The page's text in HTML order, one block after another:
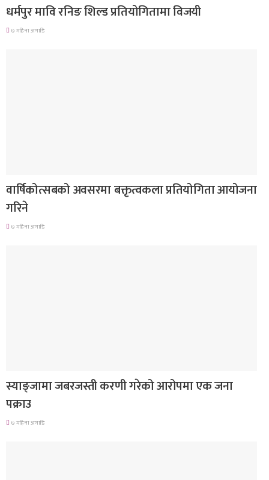
धर्मपुर मावि रनिङ शिल्ड प्रतियोगितामा विजयी
७ महिना अगाडि
वार्षिकोत्सबको अवसरमा बक्तृत्वकला प्रतियोगिता आयोजना
गरिने
७ महिना अगाडि
स्याङ्जामा जबरजस्ती करणी गरेको आरोपमा एक जना
पक्राउ
७ महिना अगाडि